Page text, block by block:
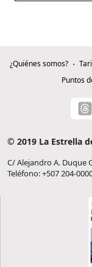
¿Quiénes somos?
Puntos
© 2019 La Estrella
C/ Alejandro A. Duque
Teléfono: +507 204-